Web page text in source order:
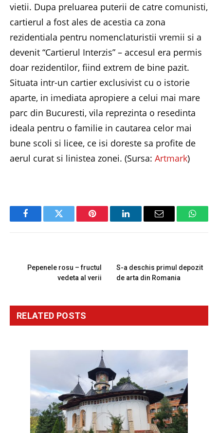
vietii. Dupa preluarea puterii de catre comunisti,
cartierul a fost ales de acestia ca zona
rezidentiala pentru nomenclaturistii vremii si a
devenit “Cartierul Interzis” – accesul era permis
doar rezidentilor, fiind extrem de bine pazit.
Situata intr-un cartier exclusivist cu o istorie
aparte, in imediata apropiere a celui mai mare
parc din Bucuresti, vila reprezinta o resedinta
ideala pentru o familie in cautarea celor mai
bune scoli si licee, ce isi doreste sa profite de
aerul curat si linistea zonei. (Sursa: Artmark)
FacebookTwitter Pinterest LinkedInEmail
Pepenele rosu – fructul
vedeta al verii
S-a deschis primul depozit
de arta din Romania
RELATED POSTS